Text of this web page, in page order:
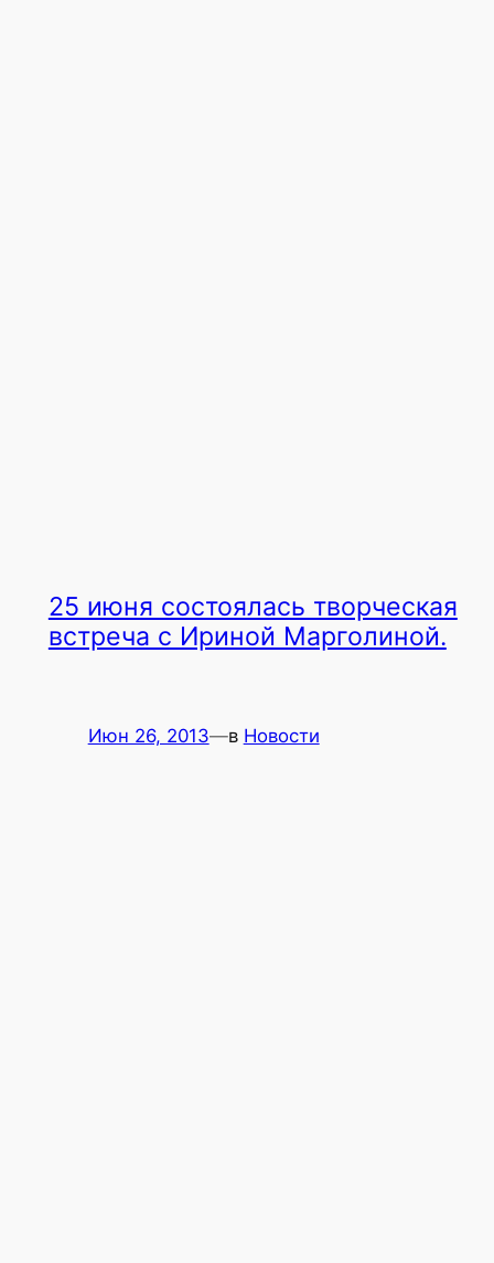
25 июня cостоялась творческая
встреча с Ириной Марголиной.
Июн 26, 2013—в Новости